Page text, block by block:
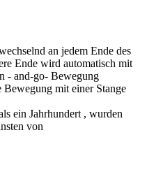
an jedem Ende des
Ende wird automatisch mit
- and-go- Bewegung
mit einer Stange
ein Jahrhundert , wurden
von